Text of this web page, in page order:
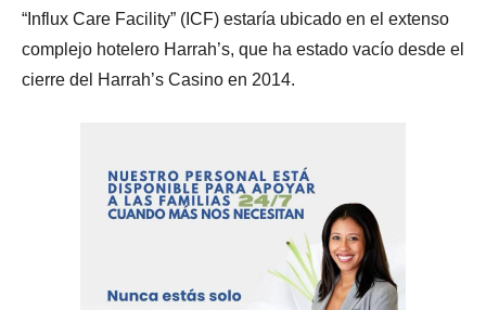
“Influx Care Facility” (ICF) estaría ubicado en el extenso
complejo hotelero Harrah’s, que ha estado vacío desde el
cierre del Harrah’s Casino en 2014.